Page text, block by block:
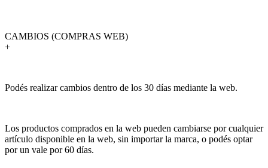
CAMBIOS (COMPRAS WEB)
+
Podés realizar cambios dentro de los 30 días mediante la web.
Los productos comprados en la web pueden cambiarse por cualquier
artículo disponible en la web, sin importar la marca, o podés optar
por un vale por 60 días.